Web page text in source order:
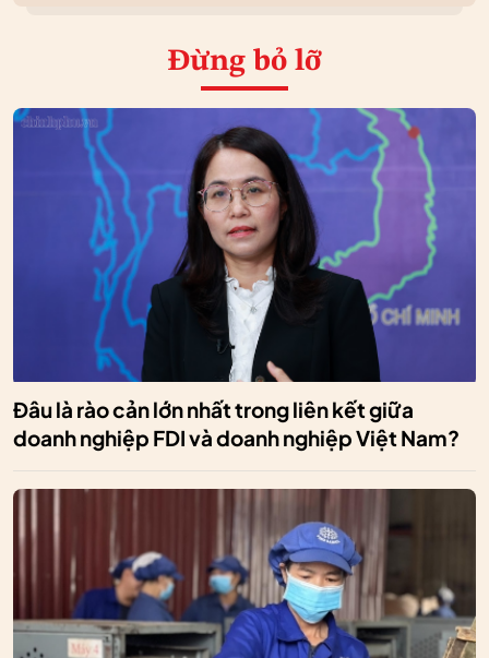
Đừng bỏ lỡ
Đâu là rào cản lớn nhất trong liên kết giữa
doanh nghiệp FDI và doanh nghiệp Việt Nam?